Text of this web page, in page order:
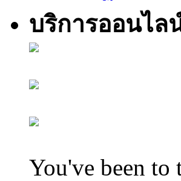
บริการออนไล
You've been to